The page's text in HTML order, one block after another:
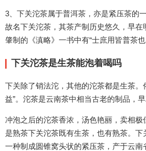
3、下关沱茶属于普洱茶，亦是紧压茶的
故名下关沱茶，其茶产制历史悠久，早在
肇制的《滇略》一书中有“士庶用皆普茶也
下关沱茶是生茶能泡着喝吗
下关除了销法沱，其他的沱茶都是生茶。
益”。沱茶是云南茶中相当古老的制品，早
冲泡之后的沱茶香浓，汤色艳丽，卖相
是熟茶下关沱茶既有生茶，也有熟茶。下
一种制成圆锥窝头状的紧压茶，产于云南